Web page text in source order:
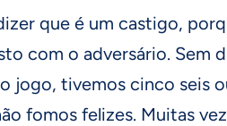
que é um castigo,
com o adversário. Sem
jogo, tivemos cinco seis
fomos felizes. Muitas